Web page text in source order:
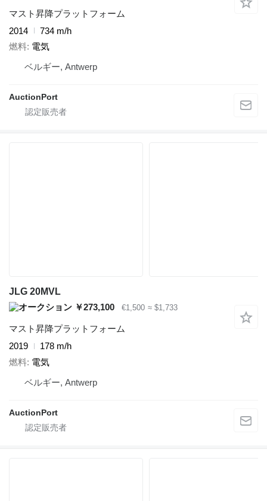
マスト昇降プラットフォーム
2014
734 m/h
燃料 電気
ベルギー, Antwerp
AuctionPort
JLG 20MVL
￥273,100
€1,500 ≈ $1,733
マスト昇降プラットフォーム
2019
178 m/h
燃料 電気
ベルギー, Antwerp
AuctionPort